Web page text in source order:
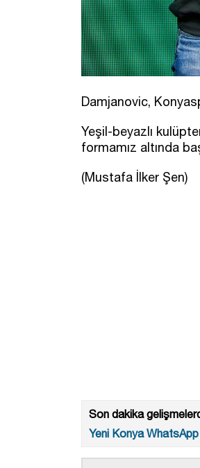
Damjanovic,
Yeşil-beyazlı
formamız altında
(Mustafa İlker Şen)
Son dakika
Yeni Konya WhatsApp